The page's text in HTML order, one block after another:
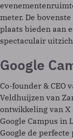
meter. De
plaats bieden aan
spectaculair
Google
Co-founder & CEO
Veldhuijzen van
ontwikkeling van X
Google Campus in
Google de